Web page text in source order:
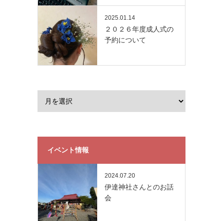
2025.01.14
２０２６年度成人式の
予約について
イベント情報
2024.07.20
伊達神社さんとのお話
会